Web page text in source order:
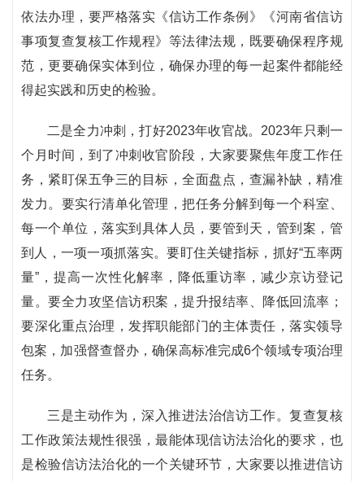
依法办理，要严格落实《信访工作条例》《河南省信访
事项复查复核工作规程》等法律法规，既要确保程序规
范，更要确保实体到位，确保办理的每一起案件都能经
得起实践和历史的检验。
二是全力冲刺，打好2023年收官战。2023年只剩一
个月时间，到了冲刺收官阶段，大家要聚焦年度工作任
务，紧盯保五争三的目标，全面盘点，查漏补缺，精准
发力。要实行清单化管理，把任务分解到每一个科室、
每一个单位，落实到具体人员，要管到天，管到案，管
到人，一项一项抓落实。要盯住关键指标，抓好“五率两
量”，提高一次性化解率，降低重访率，减少京访登记
量。要全力攻坚信访积案，提升报结率、降低回流率；
要深化重点治理，发挥职能部门的主体责任，落实领导
包案，加强督查督办，确保高标准完成6个领域专项治理
任务。
三是主动作为，深入推进法治信访工作。复查复核
工作政策法规性很强，最能体现信访法治化的要求，也
是检验信访法治化的一个关键环节，大家要以推进信访